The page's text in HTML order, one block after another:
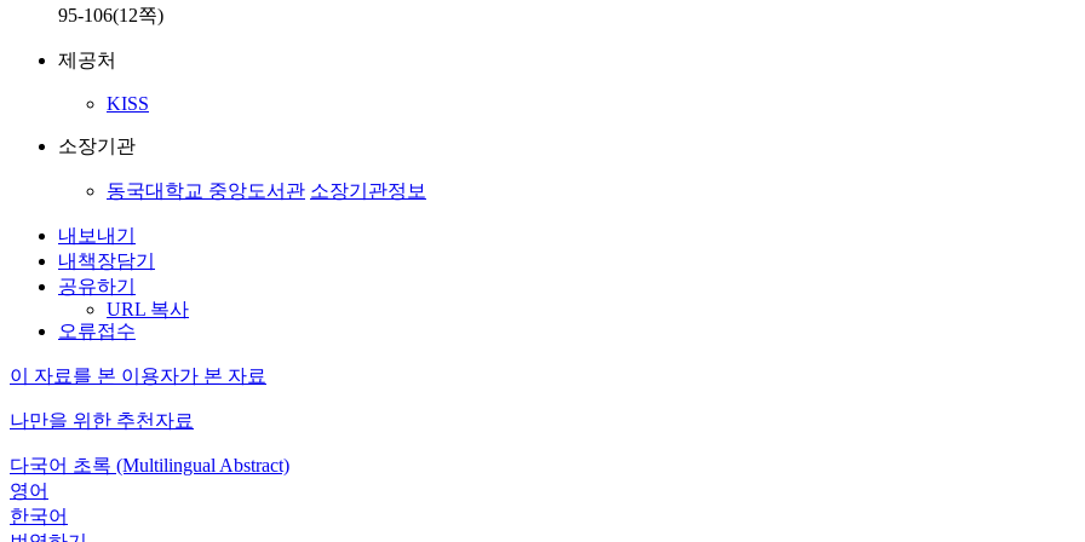
95-106(12쪽)
제공처
KISS
소장기관
동국대학교 중앙도서관 소장기관정보
내보내기
내책장담기
공유하기
URL 복사
오류접수
이 자료를 본 이용자가 본 자료
나만을 위한 추천자료
다국어 초록 (Multilingual Abstract)
영어
한국어